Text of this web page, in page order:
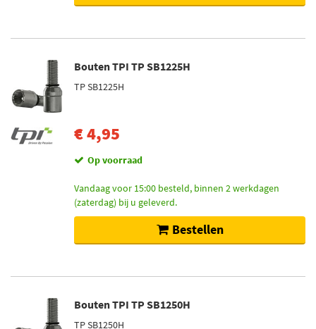
Bouten TPI TP SB1225H
TP SB1225H
€ 4,95
Op voorraad
Vandaag voor 15:00 besteld, binnen 2 werkdagen
(zaterdag) bij u geleverd.
Bestellen
Bouten TPI TP SB1250H
TP SB1250H